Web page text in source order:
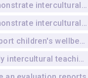
#demonstrate intercultural awareness
#demonstrate intercultural competence
#support children's wellbeing
#apply intercultural teaching strategies